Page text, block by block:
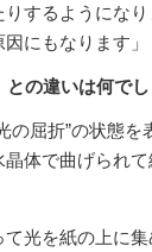
するようにな
にもなります」
の違いは何でし
の屈折”の状態を
体で曲げられ
光を紙の上に